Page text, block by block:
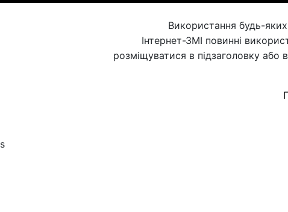
Використання будь-
Інтернет-ЗМІ повинні
розміщуватися в підзаголовку або
s